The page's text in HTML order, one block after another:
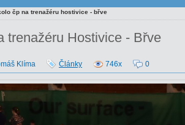
čp na trenažéru hostivice - břve
trenažéru Hostivice - Břve
Klíma Články 746x 0